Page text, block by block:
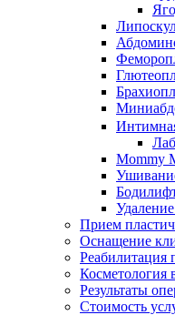
Mommy
Прием
Оснащение
Реабилитация
Косметология
Результаты
Стоимость